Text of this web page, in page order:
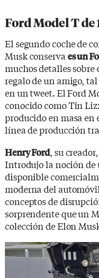
Ford Model T de
El segundo coche de
Musk conserva es un
muchos detalles sobre
regalo de un amigo,
en un tweet. El Ford
conocido como Tin
producido en masa
línea de producción
Henry Ford, su
Introdujo la noción de
disponible
moderna del
conceptos de
sorprendente que un
colección de Elon